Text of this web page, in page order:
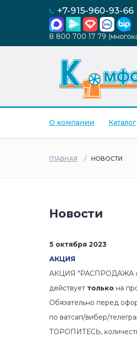
+7-915-960-93-66
8 800 700 17 79
О компании Каталог
ГЛАВНАЯ НОВОСТИ
Новости
5 октября 2023
АКЦИЯ
АКЦИЯ "РАСПРОДАЖА со
действует только на
Обязательно перед
по ватсап/вибер/
ТОРОПИТЕСЬ,